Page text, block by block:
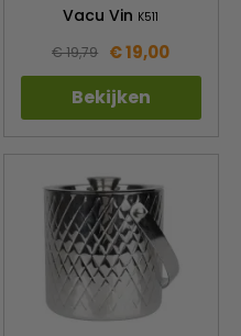
Vacu Vin K511
€ 19,79 € 19,00
Bekijken